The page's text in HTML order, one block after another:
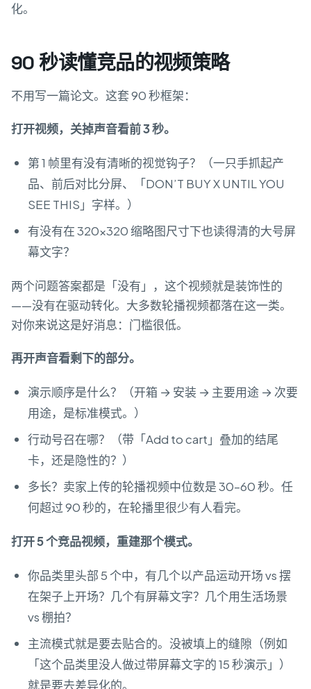
化。
90 秒读懂竞品的视频策略
不用写一篇论文。这套 90 秒框架：
打开视频，关掉声音看前 3 秒。
第 1 帧里有没有清晰的视觉钩子？（一只手抓起产
品、前后对比分屏、「DON’T BUY X UNTIL YOU
SEE THIS」字样。）
有没有在 320×320 缩略图尺寸下也读得清的大号屏
幕文字？
两个问题答案都是「没有」，这个视频就是装饰性的
——没有在驱动转化。大多数轮播视频都落在这一类。
对你来说这是好消息：门槛很低。
再开声音看剩下的部分。
演示顺序是什么？（开箱 → 安装 → 主要用途 → 次要
用途，是标准模式。）
行动号召在哪？（带「Add to cart」叠加的结尾
卡，还是隐性的？）
多长？卖家上传的轮播视频中位数是 30–60 秒。任
何超过 90 秒的，在轮播里很少有人看完。
打开 5 个竞品视频，重建那个模式。
你品类里头部 5 个中，有几个以产品运动开场 vs 摆
在架子上开场？几个有屏幕文字？几个用生活场景
vs 棚拍？
主流模式就是要去贴合的。没被填上的缝隙（例如
「这个品类里没人做过带屏幕文字的 15 秒演示」）
就是要去差异化的。